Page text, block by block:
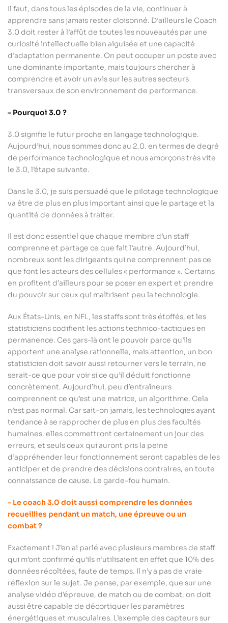
Il faut, dans tous les épisodes de la vie, continuer à
apprendre sans jamais rester cloisonné. D’ailleurs le Coach
3.0 doit rester à l’affût de toutes les nouveautés par une
curiosité intellectuelle bien aiguisée et une capacité
d’adaptation permanente. On peut occuper un poste avec
une dominante importante, mais toujours chercher à
comprendre et avoir un avis sur les autres secteurs
transversaux de son environnement de performance.
– Pourquoi 3.0 ?
3.0 signifie le futur proche en langage technologique.
Aujourd’hui, nous sommes donc au 2.0. en termes de degré
de performance technologique et nous amorçons très vite
le 3.0, l’étape suivante.
Dans le 3.0, je suis persuadé que le pilotage technologique
va être de plus en plus important ainsi que le partage et la
quantité de données à traiter.
Il est donc essentiel que chaque membre d’un staff
comprenne et partage ce que fait l’autre. Aujourd’hui,
nombreux sont les dirigeants qui ne comprennent pas ce
que font les acteurs des cellules « performance ». Certains
en profitent d’ailleurs pour se poser en expert et prendre
du pouvoir sur ceux qui maîtrisent peu la technologie.
Aux États-Unis, en NFL, les staffs sont très étoffés, et les
statisticiens codifient les actions technico-tactiques en
permanence. Ces gars-là ont le pouvoir parce qu’ils
apportent une analyse rationnelle, mais attention, un bon
statisticien doit savoir aussi retourner vers le terrain, ne
serait-ce que pour voir si ce qu’il déduit fonctionne
concrètement. Aujourd’hui, peu d’entraîneurs
comprennent ce qu’est une matrice, un algorithme. Cela
n’est pas normal. Car sait-on jamais, les technologies ayant
tendance à se rapprocher de plus en plus des facultés
humaines, elles commettront certainement un jour des
erreurs, et seuls ceux qui auront pris la peine
d’appréhender leur fonctionnement seront capables de les
anticiper et de prendre des décisions contraires, en toute
connaissance de cause. Le garde-fou humain.
– Le coach 3.0 doit aussi comprendre les données
recueillies pendant un match, une épreuve ou un
combat ?
Exactement ! J’en ai parlé avec plusieurs membres de staff
qui m’ont confirmé qu’ils n’utilisaient en effet que 10% des
données récoltées, faute de temps. Il n’y a pas de vraie
réflexion sur le sujet. Je pense, par exemple, que sur une
analyse vidéo d’épreuve, de match ou de combat, on doit
aussi être capable de décortiquer les paramètres
énergétiques et musculaires. L’exemple des capteurs sur